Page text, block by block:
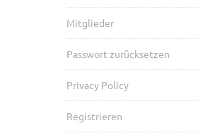
Mitglieder
Passwort zurücksetzen
Privacy Policy
Registrieren